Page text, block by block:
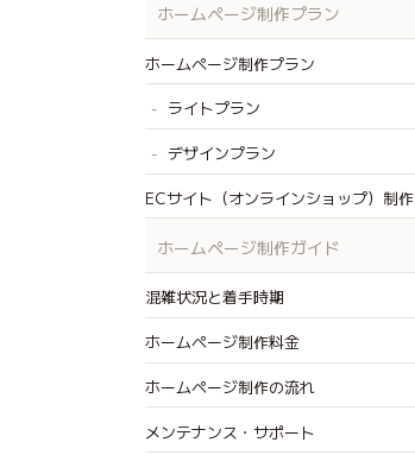
ホームページ制作プラン
ホームページ制作プラン
ライトプラン
デザインプラン
ECサイト（オンラインショップ）制作
ホームページ制作ガイド
混雑状況と着手時期
ホームページ制作料金
ホームページ制作の流れ
メンテナンス・サポート